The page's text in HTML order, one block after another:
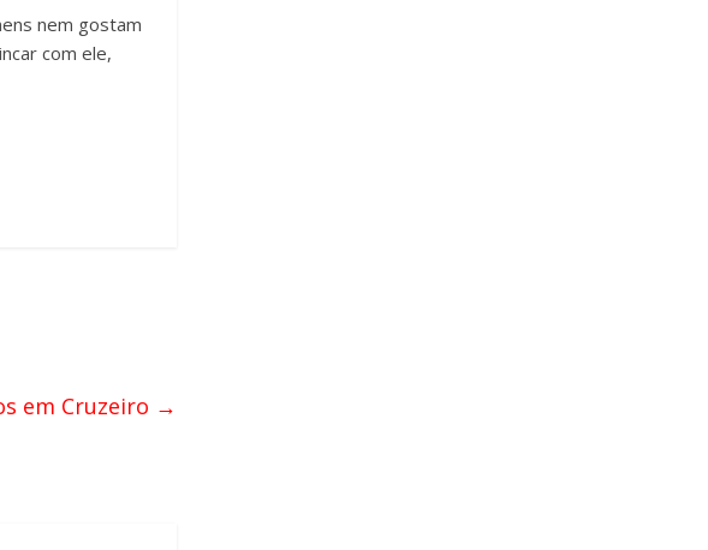
nem gostam
com ele,
em Cruzeiro →